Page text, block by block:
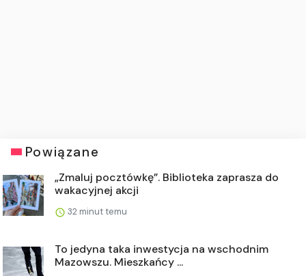
Powiązane
„Zmaluj pocztówkę”. Biblioteka zaprasza do
wakacyjnej akcji
32 minut temu
To jedyna taka inwestycja na wschodnim
Mazowszu. Mieszkańcy ...